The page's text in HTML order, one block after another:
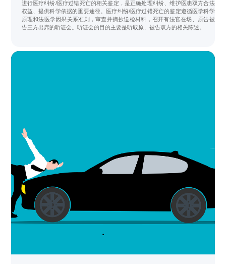
进行医疗纠纷/医疗过错死亡的相关鉴定，是正确处理纠纷、维护医患双方合法
权益、提供科学依据的重要途径。医疗纠纷/医疗过错死亡的鉴定遵循医学科学
原理和法医学因果关系准则，审查并摘抄送检材料，召开有法官在场、原告被
告三方出席的听证会。听证会的目的主要是听取原、被告双方的相关陈述。